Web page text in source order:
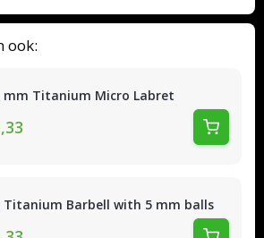
ook:
mm Titanium Micro Labret
Titanium Barbell with 5 mm balls